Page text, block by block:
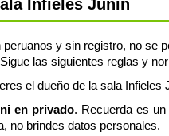
Infieles Junin
y sin registro, no se
las siguientes reglas y
el dueño de la sala
en privado. Recuerda es
no brindes datos personales.